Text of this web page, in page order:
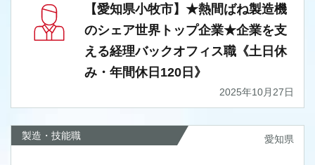
【愛知県小牧市】★熱間ばね製造機
のシェア世界トップ企業★企業を支
える経理バックオフィス職《土日休
み・年間休日120日》
2025年10月27日
製造・技能職 愛知県